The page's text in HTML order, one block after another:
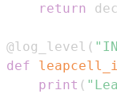
return
@log_level (
def
print (